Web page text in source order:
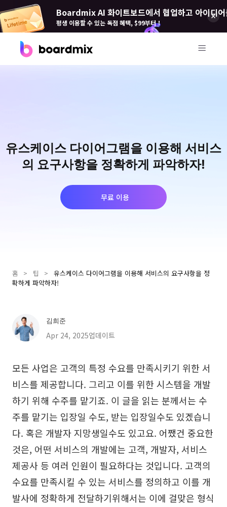
Boardmix AI 화이트보드에서 협업하고 아이디
평생 이용할 수 있는 독점 혜택, $99부터！
Boardmix 개발자 플랫폼
Boardmix AI
Pixso(픽소)
솔루션
마인드맵
플로우차트
ER 다이어그램
UML 다이어그램
조직도
비즈니스 모델 캔버스
사용자 여정 지도
아키텍처 다이어그램
워크플로우
스크럼 도구
브레인스토밍
팀 협업
유스케이스 다이어그램을 이용해 서비스
의 요구사항을 정확하게 파악하자!
무료 이용
홈 > 팁 >
유스케이스 다이어그램을 이용해 서비스의 요구사항을 정
확하게 파악하자!
김희준
Apr 24, 2025업데이트
모든 사업은 고객의 특정 수요를 만족시키기 위한 서
비스를 제공합니다. 그리고 이를 위한 시스템을 개발
하기 위해 수주를 맡기죠. 이 글을 읽는 분께서는 수
주를 맡기는 입장일 수도, 받는 입장일수도 있겠습니
다. 혹은 개발자 지망생일수도 있고요. 어쨌건 중요한
것은, 어떤 서비스의 개발에는 고객, 개발자, 서비스
제공사 등 여러 인원이 필요하다는 것입니다. 고객의
수요를 만족시킬 수 있는 서비스를 정의하고 이를 개
발사에 정확하게 전달하기위해서는 이에 걸맞은 형식